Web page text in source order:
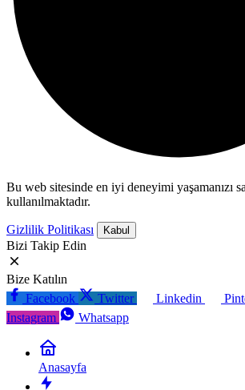
Bu web sitesinde en iyi deneyimi yaşamanızı
kullanılmaktadır.
Gizlilik Politikası Kabul
Bizi Takip Edin
Bize Katılın
Facebook
Twitter Linkedin
Instagram
Whatsapp
Anasayfa